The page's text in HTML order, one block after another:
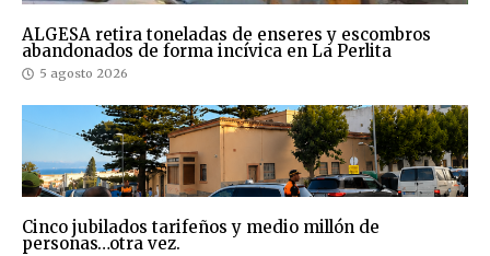
ALGESA retira toneladas de enseres y escombros
abandonados de forma incívica en La Perlita
5 agosto 2026
Cinco jubilados tarifeños y medio millón de
personas…otra vez.